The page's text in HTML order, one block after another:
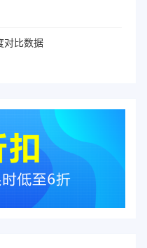
对比数据